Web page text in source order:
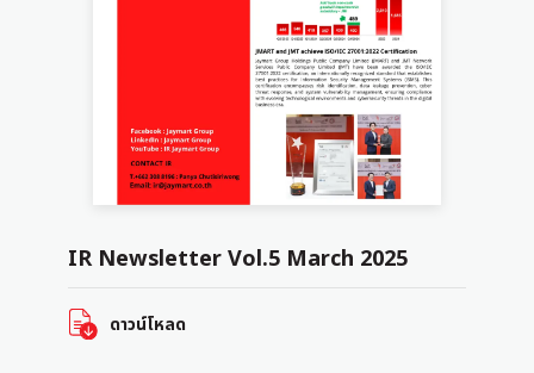
IR Newsletter Vol.5 March 2025
ดาวน์โหลด